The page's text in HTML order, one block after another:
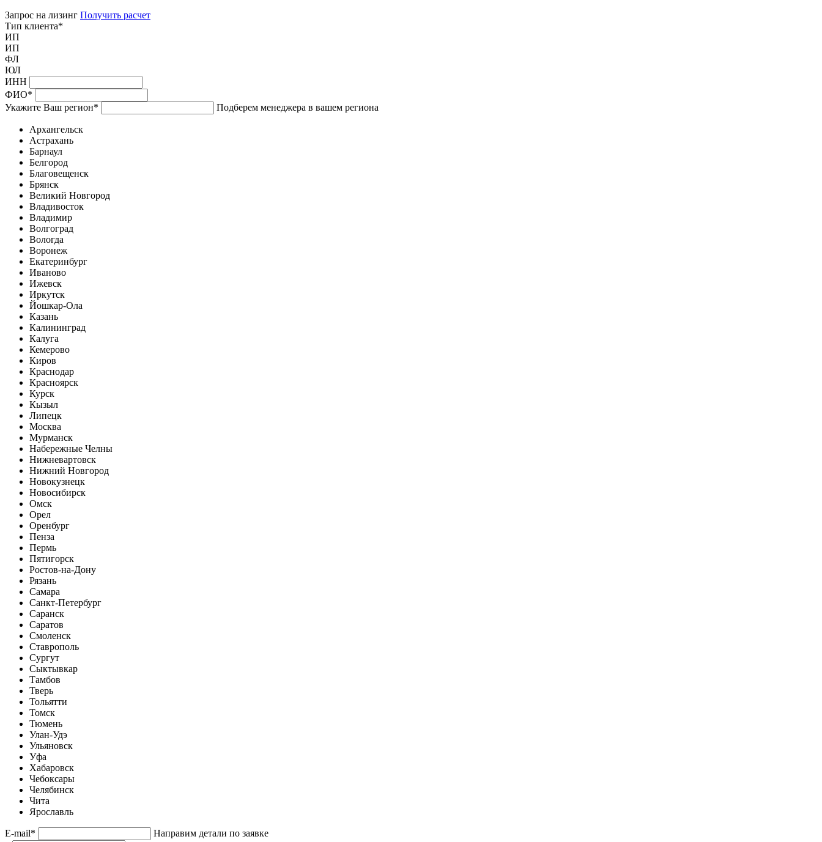
Запрос на лизинг Получить расчет
Тип клиента*
ИП
ИП
ФЛ
ЮЛ
ИНН
ФИО*
Укажите Ваш регион* Подберем менеджера в вашем региона
Архангельск
Астрахань
Барнаул
Белгород
Благовещенск
Брянск
Великий Новгород
Владивосток
Владимир
Волгоград
Вологда
Воронеж
Екатеринбург
Иваново
Ижевск
Иркутск
Йошкар-Ола
Казань
Калининград
Калуга
Кемерово
Киров
Краснодар
Красноярск
Курск
Кызыл
Липецк
Москва
Мурманск
Набережные Челны
Нижневартовск
Нижний Новгород
Новокузнецк
Новосибирск
Омск
Орел
Оренбург
Пенза
Пермь
Пятигорск
Ростов-на-Дону
Рязань
Самара
Санкт-Петербург
Саранск
Саратов
Смоленск
Ставрополь
Сургут
Сыктывкар
Тамбов
Тверь
Тольятти
Томск
Тюмень
Улан-Удэ
Ульяновск
Уфа
Хабаровск
Чебоксары
Челябинск
Чита
Ярославль
E-mail*
Направим детали по заявке